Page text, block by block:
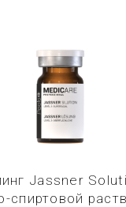
в 1 клик
Jassner
спиртовой